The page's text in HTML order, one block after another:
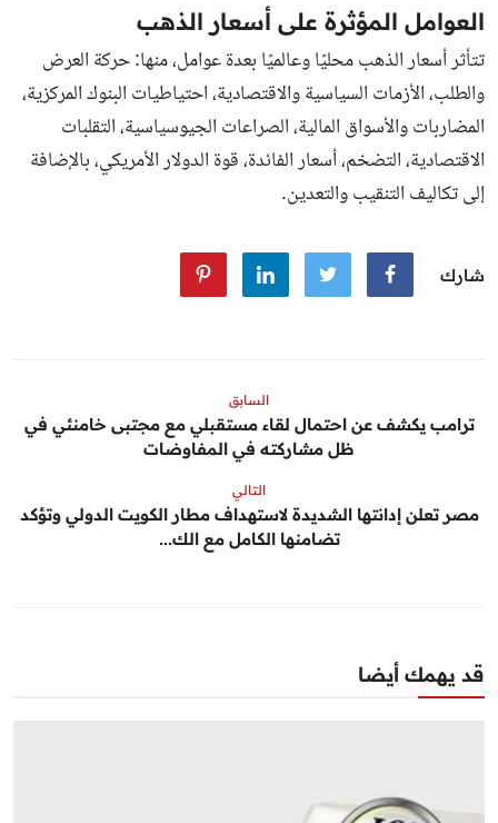
العوامل المؤثرة على أسعار الذهب
تتأثر أسعار الذهب محليًا وعالميًا بعدة عوامل، منها: حركة العرض
والطلب، الأزمات السياسية والاقتصادية، احتياطيات البنوك المركزية،
المضاربات والأسواق المالية، الصراعات الجيوسياسية، التقلبات
الاقتصادية، التضخم، أسعار الفائدة، قوة الدولار الأمريكي، بالإضافة
إلى تكاليف التنقيب والتعدين.
شارك
السابق
ترامب يكشف عن احتمال لقاء مستقبلي مع مجتبى خامنئي في
ظل مشاركته في المفاوضات
التالي
مصر تعلن إدانتها الشديدة لاستهداف مطار الكويت الدولي وتؤكد
تضامنها الكامل مع الك...
قد يهمك أيضا